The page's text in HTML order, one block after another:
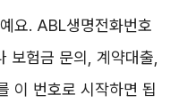
요. ABL생명전화번호
험금 문의, 계약대출,
이 번호로 시작하면 됩